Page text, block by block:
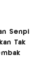
Senpi
Tak